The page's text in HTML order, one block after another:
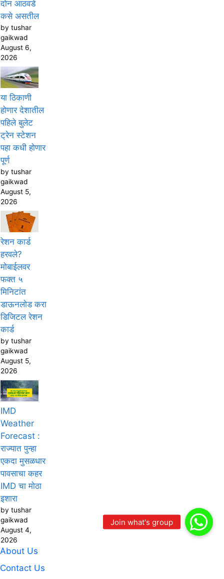
दोन आठवडे
कसे असतील
by tushar
gaikwad
August 6,
2026
या ठिकाणी
होणार देशातील
पहिले बुलेट
ट्रेन स्टेशन
पहा कधी होणार
पूर्ण
by tushar
gaikwad
August 5,
2026
रेशन कार्ड
हरवले?
मोबाईलवर
फक्त ५
मिनिटांत
डाऊनलोड करा
डिजिटल रेशन
कार्ड
by tushar
gaikwad
August 5,
2026
IMD
Weather
Forecast :
राज्यात पुन्हा
एकदा मुसळधार
पावसाचा कहर
IMD चा मोठा
इशारा
by tushar
gaikwad
August 4,
2026
About Us
Contact Us